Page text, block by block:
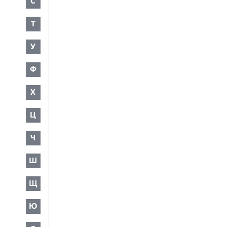
Т
У
Ф
Х
Ц
Ч
Ш
Щ
Ю